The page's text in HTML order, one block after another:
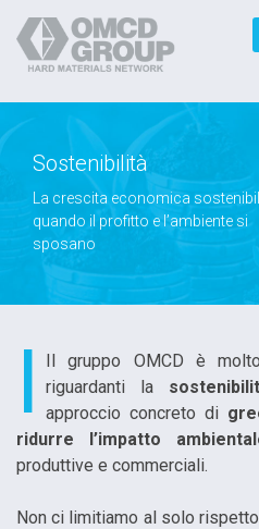
Sostenibilità
La crescita economica
quando il profitto e l’ambiente si
sposano
I
Il gruppo OMCD è
riguardanti la
approccio concreto di
ridurre l’impatto
produttive e commerciali.
Non ci limitiamo al solo